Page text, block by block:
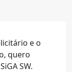
e o
quero
SW.